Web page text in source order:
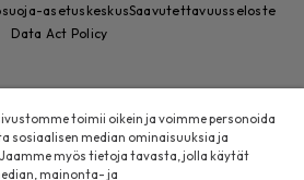
Via Comolli, 57 – 20861 Brugherio (MB) –
Via Privata Eden Fumagalli snc –
Trento n. 20/A-22 – 20871 Vimercate (MB)
asetuskeskusSaavutettavuusseloste
Data Act Policy
toimii oikein ja voimme personoida
sosiaalisen median ominaisuuksia ja
myös tietoja tavasta, jolla käytät
mainonta- ja